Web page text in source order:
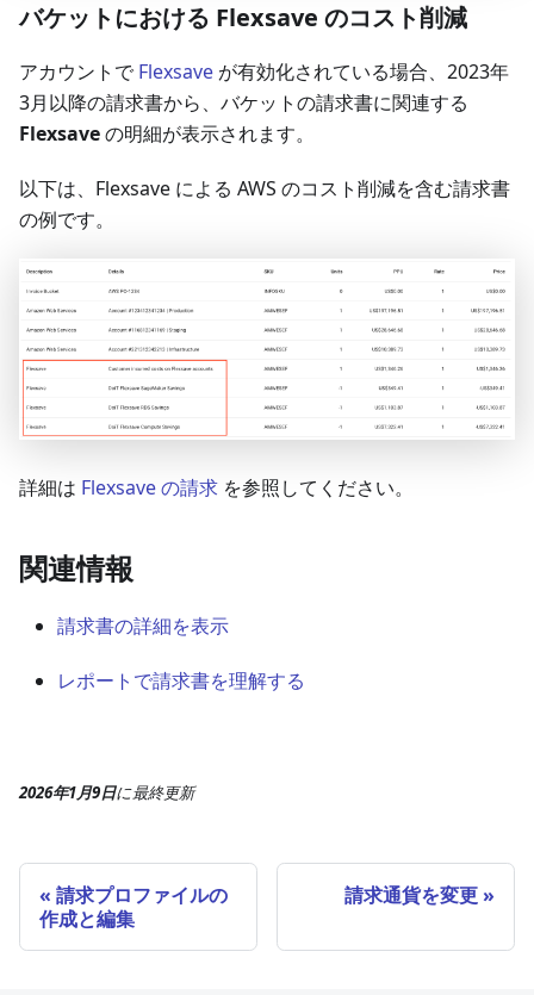
バケットにおける Flexsave のコスト削減
アカウントでFlexsaveが有効化されている場合、2023年
3月以降の請求書から、バケットの請求書に関連する
Flexsaveの明細が表示されます。
以下は、Flexsave による AWS のコスト削減を含む請求書
の例です。
詳細は Flexsave の請求 を参照してください。
関連情報
請求書の詳細を表示
レポートで請求書を理解する
2026年1月9日に最終更新
請求プロファイルの
作成と編集
請求通貨を変更